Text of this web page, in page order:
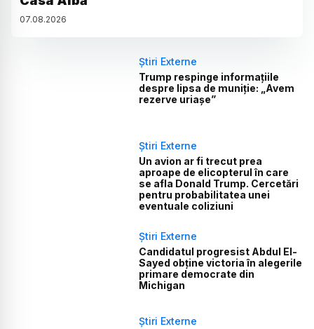
07.08.2026
Știri Externe
Trump respinge informațiile
despre lipsa de muniție: „Avem
rezerve uriașe”
Știri Externe
Un avion ar fi trecut prea
aproape de elicopterul în care
se afla Donald Trump. Cercetări
pentru probabilitatea unei
eventuale coliziuni
Știri Externe
Candidatul progresist Abdul El-
Sayed obține victoria în alegerile
primare democrate din
Michigan
Știri Externe